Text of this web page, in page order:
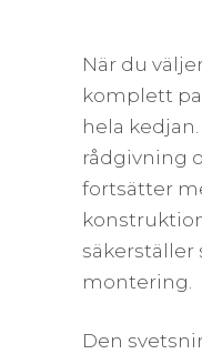
När du
komplett
hela
rådgivning
fortsätter
montering.
Den